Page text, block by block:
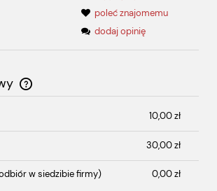
poleć znajomemu
dodaj opinię
ewentualnych kosztów płatności
10,00 zł
30,00 zł
w siedzibie firmy) 0,00 zł